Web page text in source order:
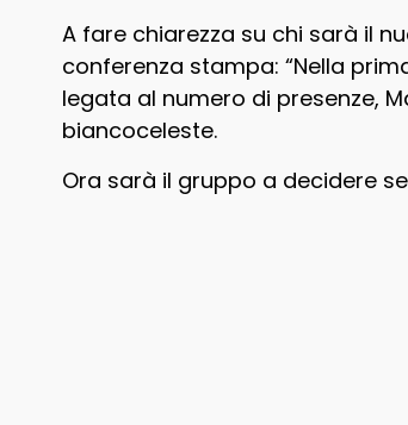
A fare chiarezza su chi sarà il
conferenza stampa: “Nella
legata al numero di presenze,
biancoceleste.
Ora sarà il gruppo a decidere